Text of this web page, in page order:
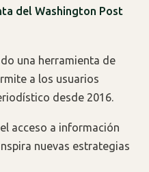
del Washington Post
una herramienta de
a los usuarios
desde 2016.
acceso a información
nuevas estrategias